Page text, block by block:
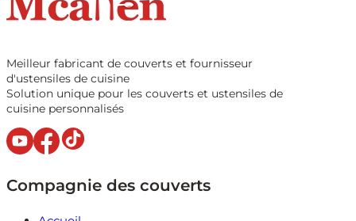
Meilleur fabricant de couverts et fournisseur
d'ustensiles de cuisine
Solution unique pour les couverts et ustensiles de
cuisine personnalisés
Compagnie des couverts